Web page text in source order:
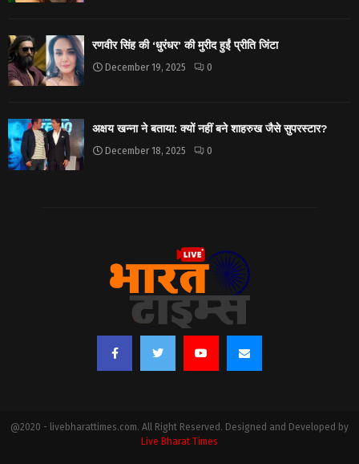
रणवीर सिंह की ‘धुरंधर’ की मुरीद हुईं प्रीति जिंटा
December 19, 2025 0
अक्षय खन्ना ने बताया: क्यों नहीं बने शाहरुख जैसे सुपरस्टार?
December 18, 2025 0
@2020 - livebharattimes.com. All Right Reserved. Designed and Developed by
Live Bharat Times